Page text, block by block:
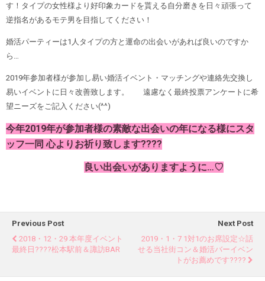
す！タイプの女性様より好印象カードを貰える自分磨きを日々頑張って
逆指名があるモテ男を目指してください！
婚活パーティーは1人タイプの方と運命の出会いがあれば良いのですか
ら…
2019年参加者様が参加し易い婚活イベント・マッチングや連絡先交換し
易いイベントに日々改善致します。 遠慮なく最終投票アンケートに希
望ニーズをご記入ください(^^)
今年2019年が参加者様の素敵な出会いの年になる様にスタ
ッフ一同 心よりお祈り致します????
良い出会いがありますように…♡
Previous Post
2018・12・29 本年度イベント
最終日????松本駅前＆諏訪BAR
Next Post
2019・1・7 1対1のお席設定☆話
せる当社街コン＆婚活バーイベン
トがお薦めです????